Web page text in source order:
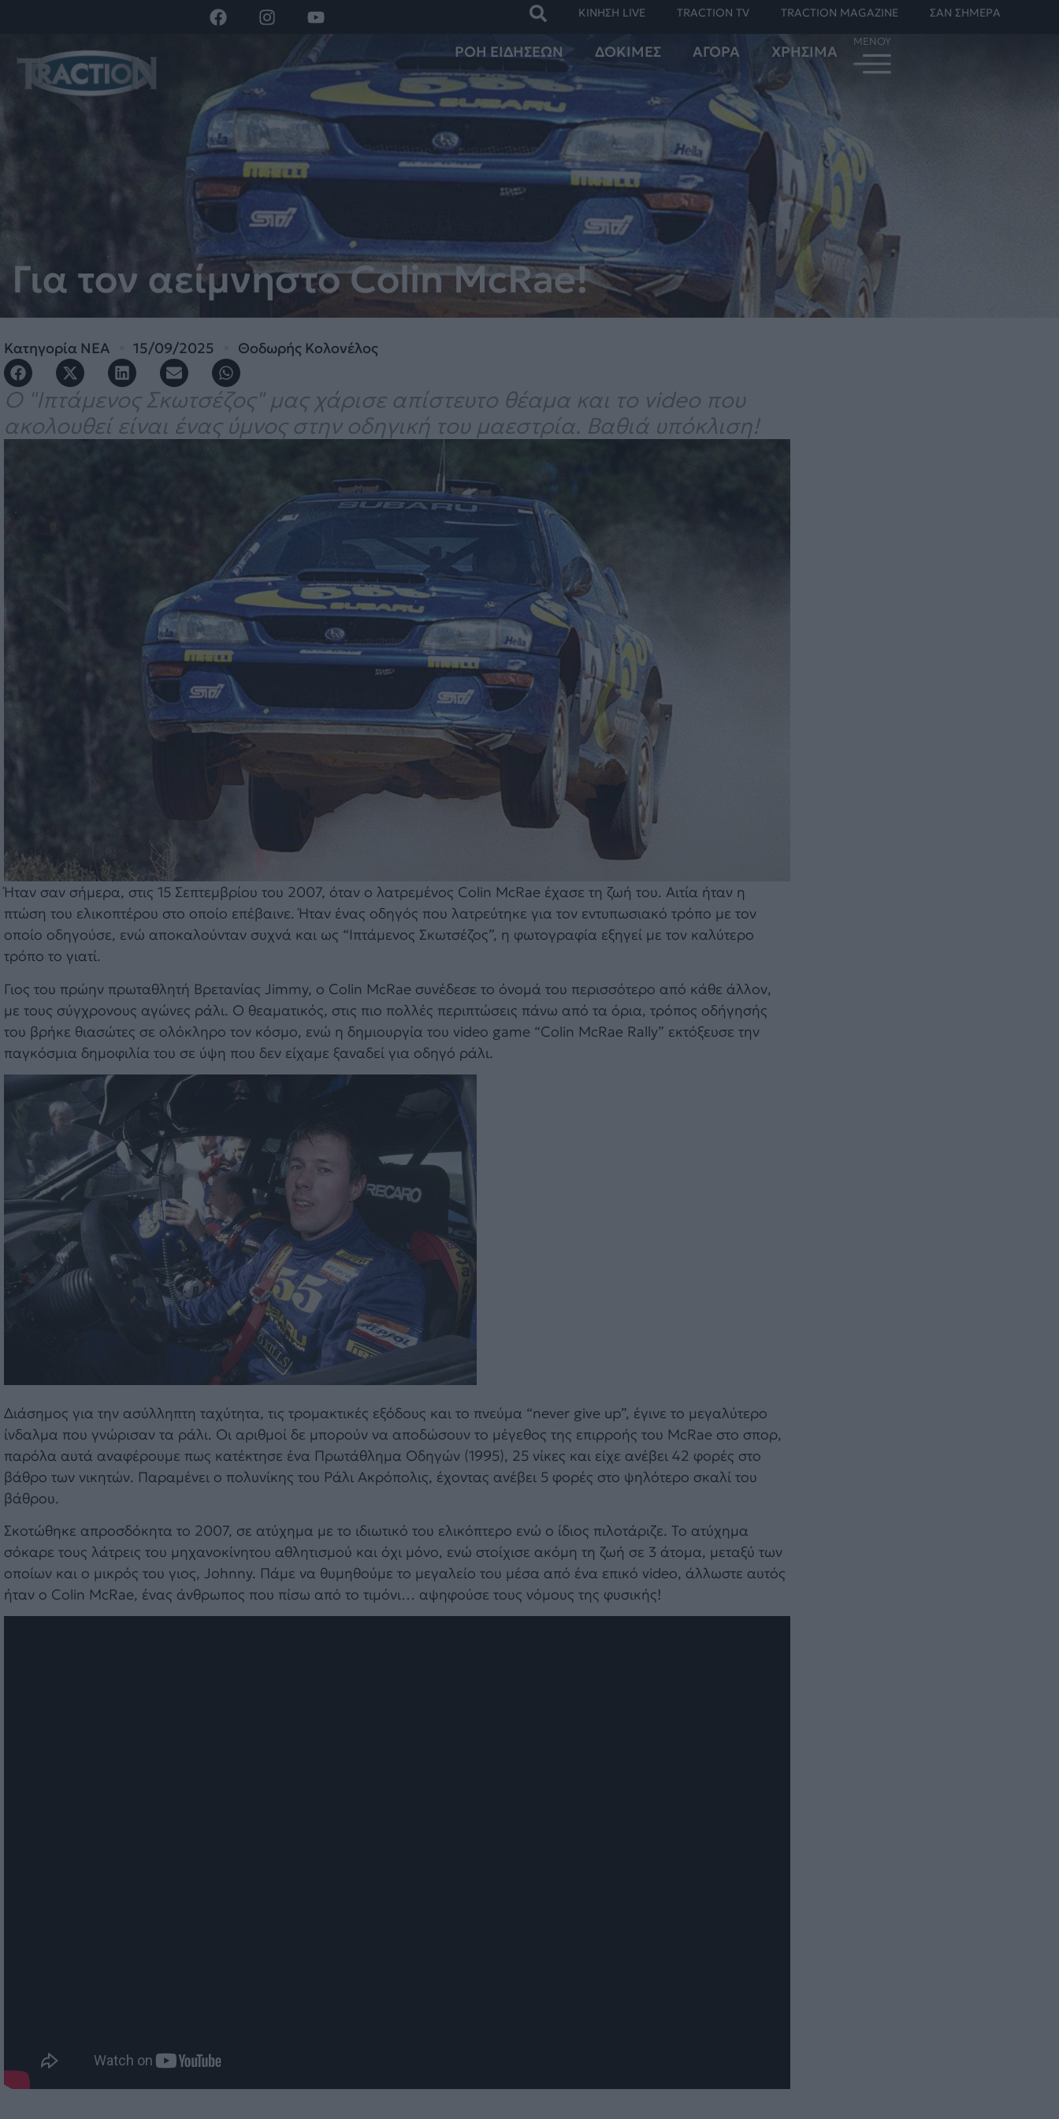
ΚΙΝΗΣΗ LIVE TRACTION TV TRACTION MAGAZINE ΣΑΝ ΣΗΜΕΡΑ
ΡΟΗ ΕΙΔΗΣΕΩΝ ΔΟΚΙΜΕΣ ΑΓΟΡΑ ΧΡΗΣΙΜΑ
Για τον αείμνηστο Colin McRae!
Κατηγορία ΝΕΑ 15/09/2025 Θοδωρής Κολονέλος
Ο "Ιπτάμενος Σκωτσέζος" μας χάρισε απίστευτο θέαμα και το video που
ακολουθεί είναι ένας ύμνος στην οδηγική του μαεστρία. Βαθιά υπόκλιση!
Ήταν σαν σήμερα, στις 15 Σεπτεμβρίου του 2007, όταν ο λατρεμένος Colin McRae έχασε τη ζωή του. Αιτία ήταν η
πτώση του ελικοπτέρου στο οποίο επέβαινε. Ήταν ένας οδηγός που λατρεύτηκε για τον εντυπωσιακό τρόπο με τον
οποίο οδηγούσε, ενώ αποκαλούνταν συχνά και ως “Ιπτάμενος Σκωτσέζος”, η φωτογραφία εξηγεί με τον καλύτερο
τρόπο το γιατί.
Γιος του πρώην πρωταθλητή Βρετανίας Jimmy, ο Colin McRae συνέδεσε το όνομά του περισσότερο από κάθε άλλον,
με τους σύγχρονους αγώνες ράλι. Ο θεαματικός, στις πιο πολλές περιπτώσεις πάνω από τα όρια, τρόπος οδήγησής
του βρήκε θιασώτες σε ολόκληρο τον κόσμο, ενώ η δημιουργία του video game “Colin McRae Rally” εκτόξευσε την
παγκόσμια δημοφιλία του σε ύψη που δεν είχαμε ξαναδεί για οδηγό ράλι.
Διάσημος για την ασύλληπτη ταχύτητα, τις τρομακτικές εξόδους και το πνεύμα “never give up”, έγινε το μεγαλύτερο
ίνδαλμα που γνώρισαν τα ράλι. Οι αριθμοί δε μπορούν να αποδώσουν το μέγεθος της επιρροής του McRae στο σπορ,
παρόλα αυτά αναφέρουμε πως κατέκτησε ένα Πρωτάθλημα Οδηγών (1995), 25 νίκες και είχε ανέβει 42 φορές στο
βάθρο των νικητών. Παραμένει ο πολυνίκης του Ράλι Ακρόπολις, έχοντας ανέβει 5 φορές στο ψηλότερο σκαλί του
βάθρου.
Σκοτώθηκε απροσδόκητα το 2007, σε ατύχημα με το ιδιωτικό του ελικόπτερο ενώ ο ίδιος πιλοτάριζε. Το ατύχημα
σόκαρε τους λάτρεις του μηχανοκίνητου αθλητισμού και όχι μόνο, ενώ στοίχισε ακόμη τη ζωή σε 3 άτομα, μεταξύ των
οποίων και ο μικρός του γιος, Johnny. Πάμε να θυμηθούμε το μεγαλείο του μέσα από ένα επικό video, άλλωστε αυτός
ήταν ο Colin McRae, ένας άνθρωπος που πίσω από το τιμόνι… αψηφούσε τους νόμους της φυσικής!